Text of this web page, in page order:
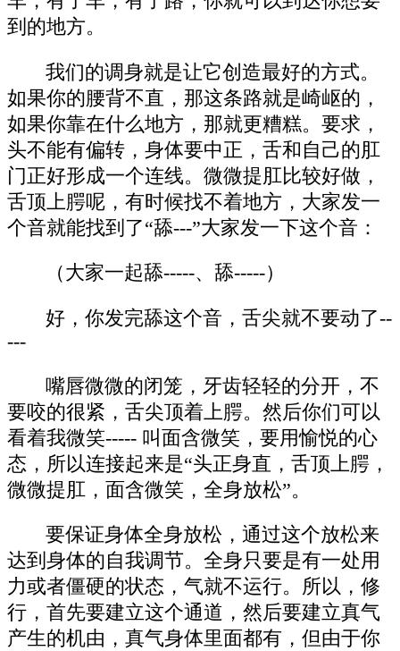
到的地方。
我们的调身就是让它创造最好的方式。
如果你的腰背不直，那这条路就是崎岖的，
如果你靠在什么地方，那就更糟糕。要求，
头不能有偏转，身体要中正，舌和自己的肛
门正好形成一个连线。微微提肛比较好做，
舌顶上腭呢，有时候找不着地方，大家发一
个音就能找到了“舔---”大家发一下这个音：
（大家一起舔-----、舔-----）
好，你发完舔这个音，舌尖就不要动了--
---
嘴唇微微的闭笼，牙齿轻轻的分开，不
要咬的很紧，舌尖顶着上腭。然后你们可以
看着我微笑----- 叫面含微笑，要用愉悦的心
态，所以连接起来是“头正身直，舌顶上腭，
微微提肛，面含微笑，全身放松”。
要保证身体全身放松，通过这个放松来
达到身体的自我调节。全身只要是有一处用
力或者僵硬的状态，气就不运行。所以，修
行，首先要建立这个通道，然后要建立真气
产生的机由，真气身体里面都有，但由于你